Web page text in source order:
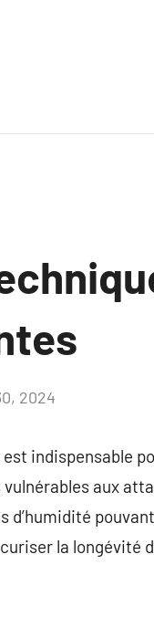
2024
indispensable
aux
d’humidité
la longévité